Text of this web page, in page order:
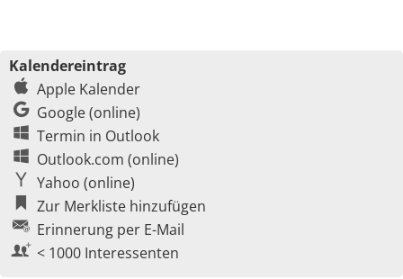
Kalendereintrag
Apple Kalender
Google (online)
Termin in Outlook
Outlook.com (online)
Yahoo (online)
Zur Merkliste hinzufügen
Erinnerung per E-Mail
< 1000 Interessenten